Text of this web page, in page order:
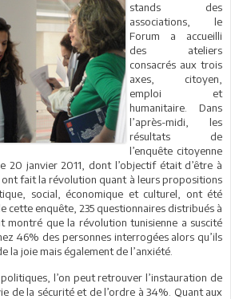
stands des
associations, le
Forum a accueilli
des ateliers
consacrés aux trois
axes, citoyen,
emploi et
humanitaire. Dans
l’après-midi, les
résultats de
l’enquête citoyenne
20 janvier 2011, dont l’objectif était d’être à
ont fait la révolution quant à leurs propositions
social, économique et culturel, ont été
cette enquête, 235 questionnaires distribués à
montré que la révolution tunisienne a suscité
46% des personnes interrogées alors qu’ils
la joie mais également de l’anxiété.
l’on peut retrouver l’instauration de
de la sécurité et de l’ordre à 34%. Quant aux